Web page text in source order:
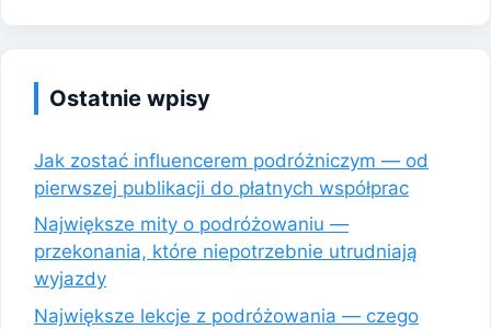
Ostatnie wpisy
Jak zostać influencerem podróżniczym — od
pierwszej publikacji do płatnych współprac
Największe mity o podróżowaniu —
przekonania, które niepotrzebnie utrudniają
wyjazdy
Największe lekcje z podróżowania — czego